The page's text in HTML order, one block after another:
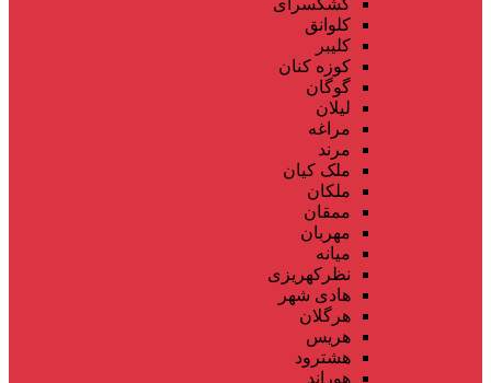
کلوانق
کلیبر
کوزه کنان
گوگان
لیلان
مراغه
مرند
ملک کیان
ملکان
ممقان
مهربان
میانه
نظرکهریزی
هادی شهر
هرگلان
هریس
هشترود
هوراند